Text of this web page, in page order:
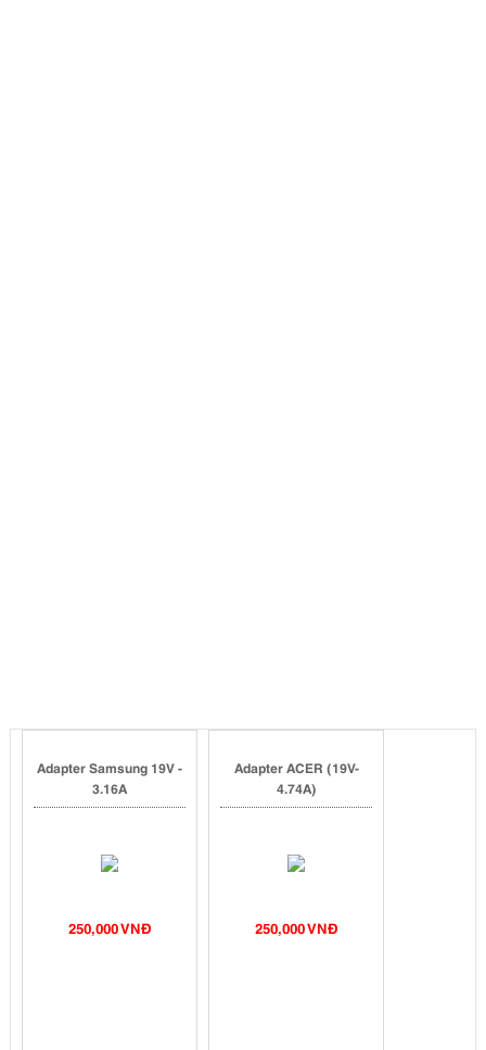
Adapter Samsung 19V -
3.16A
250,000 VNĐ
Adapter ACER (19V-
4.74A)
250,000 VNĐ